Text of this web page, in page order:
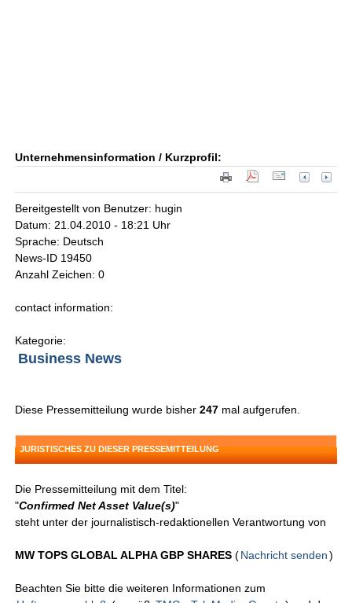
Unternehmensinformation / Kurzprofil:
Bereitgestellt von Benutzer: hugin
Datum: 21.04.2010 - 18:21 Uhr
Sprache: Deutsch
News-ID 19450
Anzahl Zeichen: 0
contact information:
Kategorie:
Business News
Diese Pressemitteilung wurde bisher247 mal aufgerufen.
JURISTISCHES ZU DIESER PRESSEMITTEILUNG
Die Pressemitteilung mit dem Titel:
"Confirmed Net Asset Value(s)"
steht unter der journalistisch-redaktionellen Verantwortung von
MW TOPS GLOBAL ALPHA GBP SHARES(Nachricht senden )
Beachten Sie bitte die weiteren Informationen zum